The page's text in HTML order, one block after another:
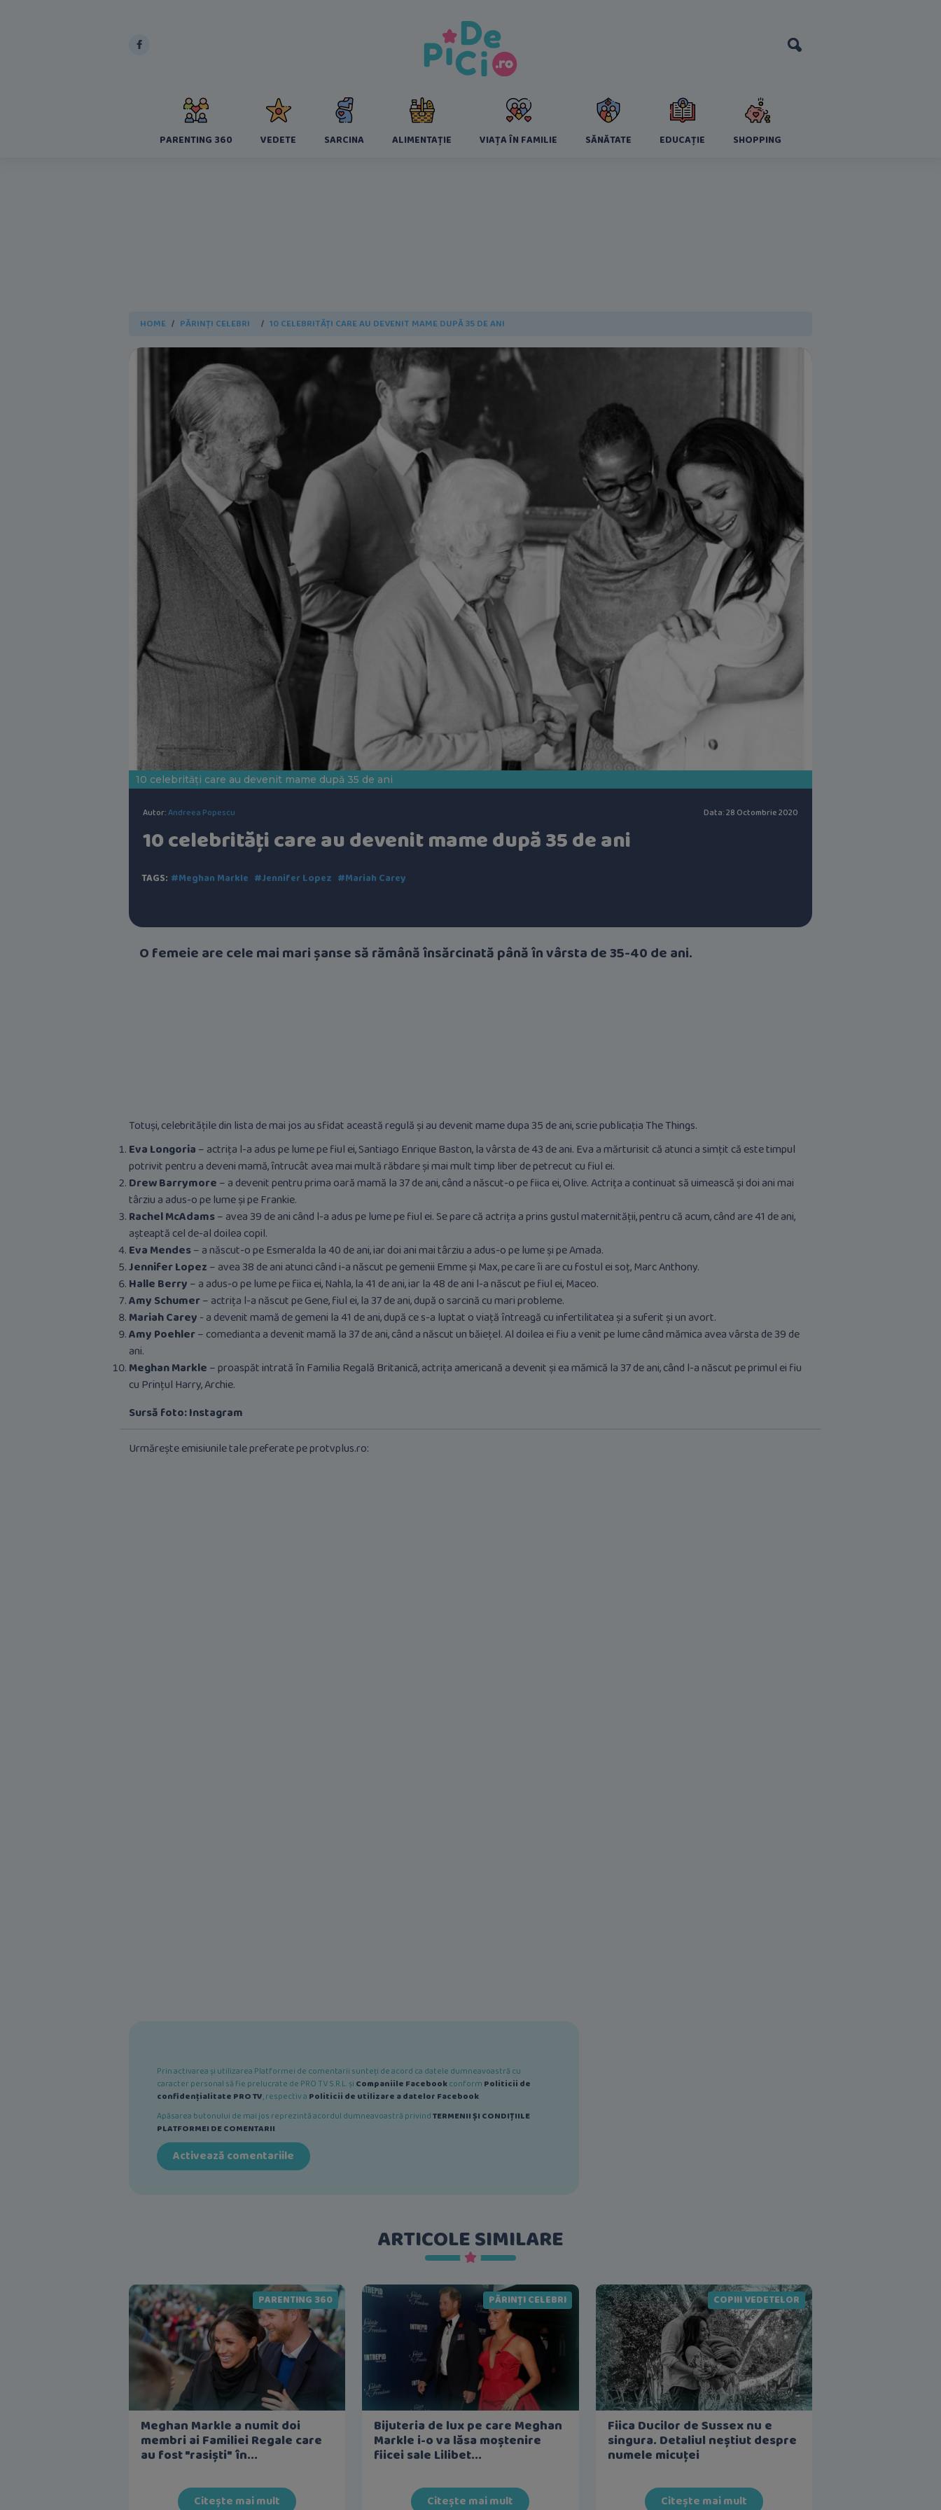
PARENTING 360 VEDETE SARCINA ALIMENTAȚIE VIAȚA ÎN FAMILIE SĂNĂTATE EDUCAȚIE SHOPPING
HOME PĂRINȚI CELEBRI 10 CELEBRITĂȚI CARE AU DEVENIT MAME DUPĂ 35 DE ANI
10 celebrități care au devenit mame după 35 de ani
Autor:Andreea Popescu Data: 28 Octombrie 2020
10 celebrități care au devenit mame după 35 de ani
TAGS: #Meghan Markle #Jennifer Lopez #Mariah Carey
O femeie are cele mai mari șanse să rămână însărcinată până în vârsta de 35-40 de ani.
Totuși, celebritățile din lista de mai jos au sfidat această regulă și au devenit mame dupa 35 de ani, scrie publicația The Things.
Eva Longoria – actrița l-a adus pe lume pe fiul ei, Santiago Enrique Baston, la vârsta de 43 de ani. Eva a mărturisit că atunci a simțit că este timpul
potrivit pentru a deveni mamă, întrucât avea mai multă răbdare și mai mult timp liber de petrecut cu fiul ei.
Drew Barrymore – a devenit pentru prima oară mamă la 37 de ani, când a născut-o pe fiica ei, Olive. Actrița a continuat să uimească și doi ani mai
târziu a adus-o pe lume și pe Frankie.
Rachel McAdams– avea 39 de ani când l-a adus pe lume pe fiul ei. Se pare că actrița a prins gustul maternității, pentru că acum, când are 41 de ani,
așteaptă cel de-al doilea copil.
Eva Mendes– a născut-o pe Esmeralda la 40 de ani, iar doi ani mai târziu a adus-o pe lume și pe Amada.
Jennifer Lopez – avea 38 de ani atunci când i-a născut pe gemenii Emme și Max, pe care îi are cu fostul ei soț, Marc Anthony.
Halle Berry – a adus-o pe lume pe fiica ei, Nahla, la 41 de ani, iar la 48 de ani l-a născut pe fiul ei, Maceo.
Amy Schumer– actrița l-a născut pe Gene, fiul ei, la 37 de ani, după o sarcină cu mari probleme.
Mariah Carey - a devenit mamă de gemeni la 41 de ani, după ce s-a luptat o viață întreagă cu infertilitatea și a suferit și un avort.
Amy Poehler– comedianta a devenit mamă la 37 de ani, când a născut un băiețel. Al doilea ei fiu a venit pe lume când mămica avea vârsta de 39 de
ani.
Meghan Markle – proaspăt intrată în Familia Regală Britanică, actrița americană a devenit și ea mămică la 37 de ani, când l-a născut pe primul ei fiu
cu Prințul Harry, Archie.
Sursă foto: Instagram
Urmărește emisiunile tale preferate pe protvplus.ro:
Prin activarea și utilizarea Platformei de comentarii sunteți de acord ca datele dumneavoastră cu
caracter personal să fie prelucrate de PRO TV S.R.L. și Companiile Facebookconform Politicii de
confidențialitate PRO TV, respectiv a Politicii de utilizare a datelor Facebook.
Apăsarea butonului de mai jos reprezintă acordul dumneavoastră privindTERMENII ȘI CONDIȚIILE
PLATFORMEI DE COMENTARII.
Activează comentariile
ARTICOLE SIMILARE
PARENTING 360
Meghan Markle a numit doi
membri ai Familiei Regale care
au fost "rasiști" în...
Citește mai mult
PĂRINȚI CELEBRI
Bijuteria de lux pe care Meghan
Markle i-o va lăsa moștenire
fiicei sale Lilibet...
Citește mai mult
COPIII VEDETELOR
Fiica Ducilor de Sussex nu e
singura. Detaliul neștiut despre
numele micuței
Citește mai mult